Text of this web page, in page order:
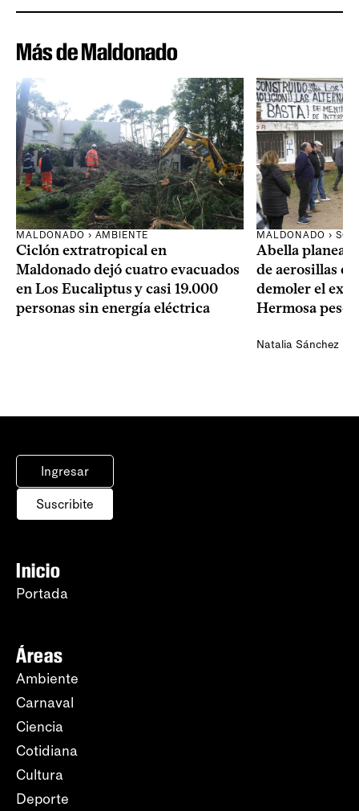
Más de Maldonado
MALDONADO › AMBIENTE
Ciclón extratropical en
Maldonado dejó cuatro evacuados
en Los Eucaliptus y casi 19.000
personas sin energía eléctrica
MALDONADO ›
Abella planea
de aerosillas
demoler el
Hermosa pese
Natalia Sánchez
Ingresar
Suscribite
Inicio
Portada
Áreas
Ambiente
Carnaval
Ciencia
Cotidiana
Cultura
Deporte